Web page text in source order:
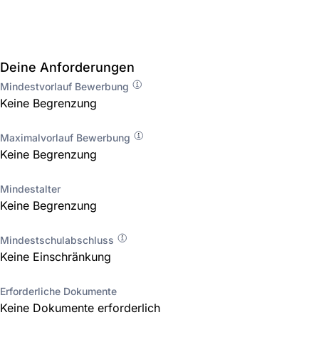
Deine Anforderungen
Mindestvorlauf Bewerbung
Keine Begrenzung
Maximalvorlauf Bewerbung
Keine Begrenzung
Mindestalter
Keine Begrenzung
Mindestschulabschluss
Keine Einschränkung
Erforderliche Dokumente
Keine Dokumente erforderlich